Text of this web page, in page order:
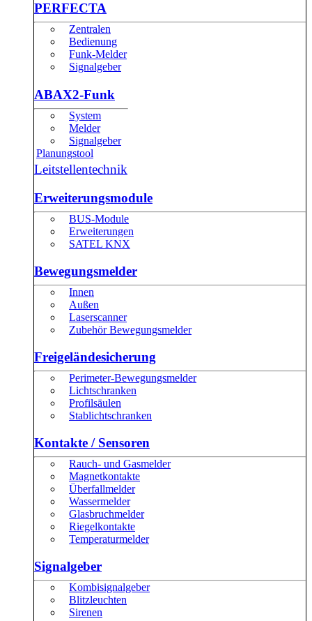
PERFECTA
Zentralen
Bedienung
Funk-Melder
Signalgeber
ABAX2-Funk
System
Melder
Signalgeber
Planungstool
Leitstellentechnik
Erweiterungsmodule
BUS-Module
Erweiterungen
SATEL KNX
Bewegungsmelder
Innen
Außen
Laserscanner
Zubehör Bewegungsmelder
Freigeländesicherung
Perimeter-Bewegungsmelder
Lichtschranken
Profilsäulen
Stablichtschranken
Kontakte / Sensoren
Rauch- und Gasmelder
Magnetkontakte
Überfallmelder
Wassermelder
Glasbruchmelder
Riegelkontakte
Temperaturmelder
Signalgeber
Kombisignalgeber
Blitzleuchten
Sirenen